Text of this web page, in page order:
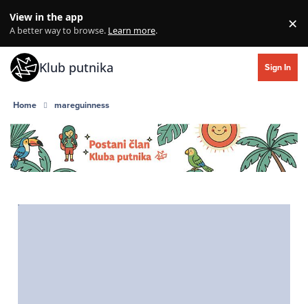
View in the app
A better way to browse. Learn more. ×
Klub putnika Sign In
Home mareguinness